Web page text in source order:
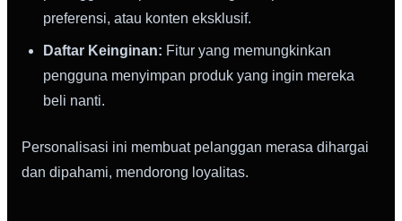
preferensi, atau konten eksklusif.
Daftar Keinginan: Fitur yang memungkinkan
pengguna menyimpan produk yang ingin mereka
beli nanti.
Personalisasi ini membuat pelanggan merasa dihargai
dan dipahami, mendorong loyalitas.